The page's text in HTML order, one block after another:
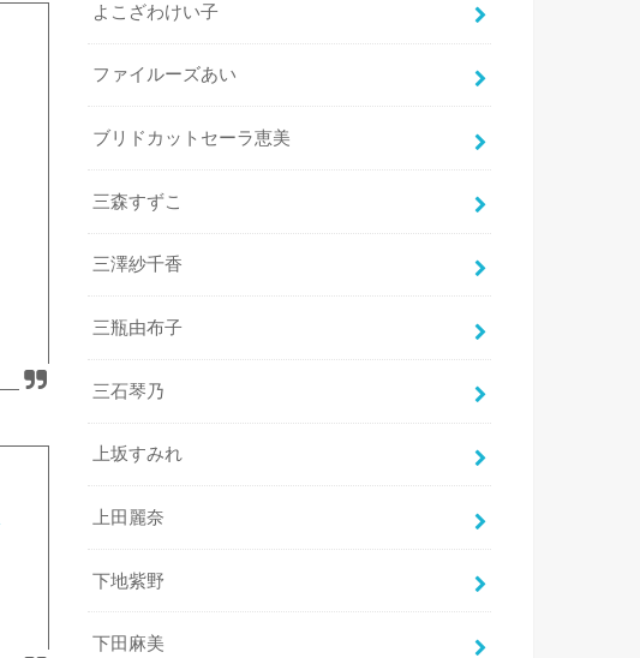
よこざわけい子
ファイルーズあい
ブリドカットセーラ恵美
三森すずこ
三澤紗千香
三瓶由布子
三石琴乃
上坂すみれ
上田麗奈
下地紫野
下田麻美